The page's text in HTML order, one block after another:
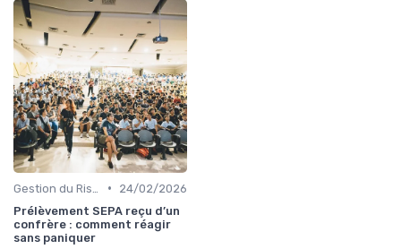
•
24/02/2026
Prélèvement SEPA reçu d’un
confrère : comment réagir
sans paniquer